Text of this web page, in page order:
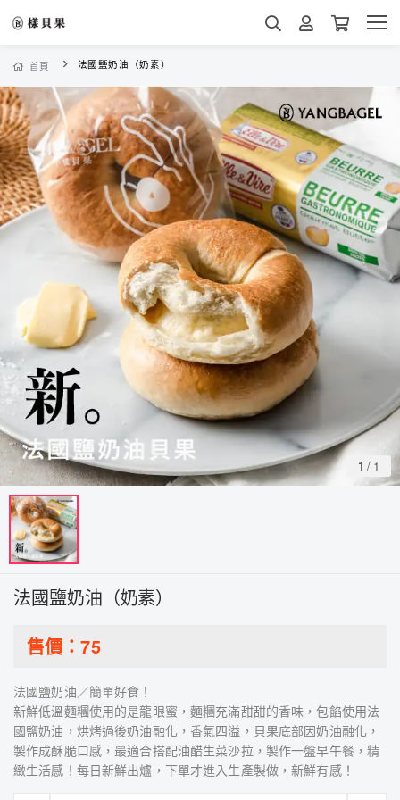
首頁 法國鹽奶油（奶素）
1 / 1
法國鹽奶油（奶素）
售價：75
法國鹽奶油／簡單好食！
新鮮低溫麵糰使用的是龍眼蜜，麵糰充滿甜甜的香味，包餡使用法
國鹽奶油，烘烤過後奶油融化，香氣四溢，貝果底部因奶油融化，
製作成酥脆口感，最適合搭配油醋生菜沙拉，製作一盤早午餐，精
緻生活感！每日新鮮出爐，下單才進入生產製做，新鮮有感！